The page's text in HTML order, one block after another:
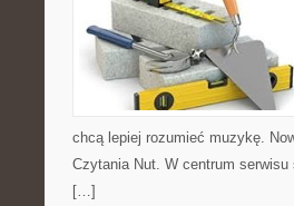
chcą lepiej rozumieć muzykę.
Czytania Nut. W centrum
[…]